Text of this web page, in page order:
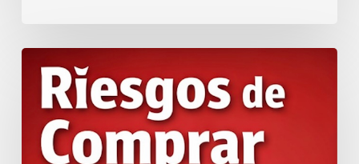
riesgos
comprar
maquinaria